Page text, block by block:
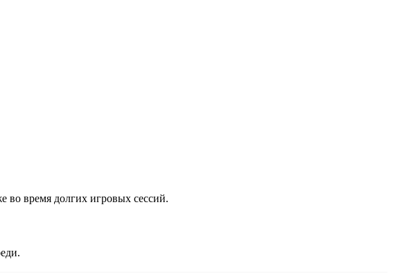
во время долгих игровых сессий.